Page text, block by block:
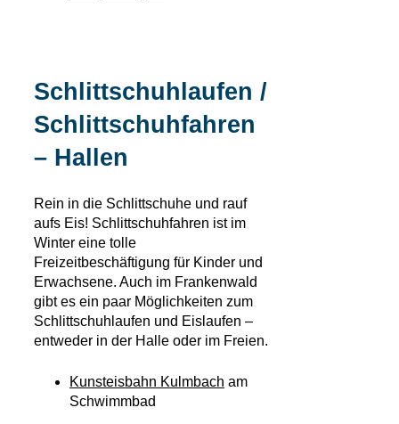
Schlittschuhlaufen /
Schlittschuhfahren
– Hallen
Rein in die Schlittschuhe und rauf
aufs Eis! Schlittschuhfahren ist im
Winter eine tolle
Freizeitbeschäftigung für Kinder und
Erwachsene. Auch im Frankenwald
gibt es ein paar Möglichkeiten zum
Schlittschuhlaufen und Eislaufen –
entweder in der Halle oder im Freien.
Kunsteisbahn Kulmbach am
Schwimmbad